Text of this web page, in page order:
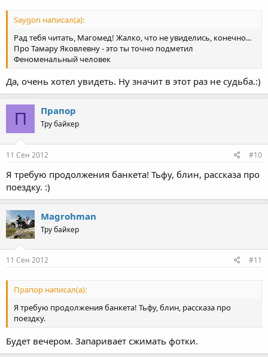
Saygon написал(а):
Рад тебя читать, Магомед! Жалко, что не увиделись, конечно...
Про Тамару Яковлевну - это ты точно подметил
Феноменальный человек
Да, очень хотел увидеть. Ну значит в этот раз не судьба.:)
П Прапор
Тру байкер
11 Сен 2012 #10
Я требую продолжения банкета! Тьфу, блин, рассказа про
поездку. :)
Magrohman
Тру байкер
11 Сен 2012 #11
Прапор написал(а):
Я требую продолжения банкета! Тьфу, блин, рассказа про
поездку.
Будет вечером. Запаривает сжимать фотки.